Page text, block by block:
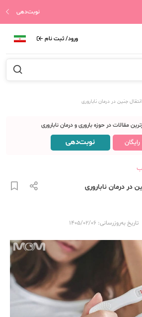
نوبت‌دهی
ورود/ ثبت نام
جنین در درمان ناباروری
مقالات در حوزه باروری و درمان ناباروری
نوبت‌دهی
درمان ناباروری
تاریخ به‌روزرسانی: ۱۴۰۵/۰۲/۰۶